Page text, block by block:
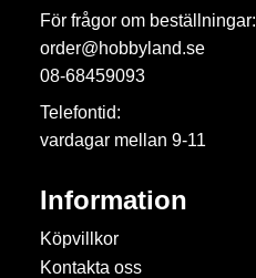
För frågor om beställningar:
order@hobbyland.se
08-68459093
Telefontid:
vardagar mellan 9-11
Information
Köpvillkor
Kontakta oss